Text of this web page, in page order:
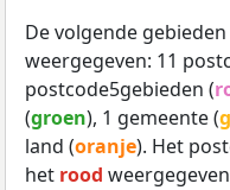
De volgende
weergegeven: 11
postcode5gebieden (
(groen), 1 gemeente (
land (oranje). Het
het rood